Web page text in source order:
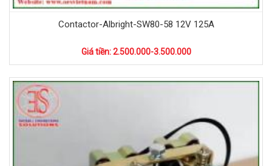
Contactor-Albright-SW80-58 12V 125A
Giá tiền: 2.500.000-3.500.000